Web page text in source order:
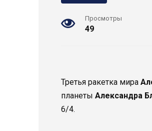
Просмотры
49
Третья ракетка мира
планеты Александра
6/4.